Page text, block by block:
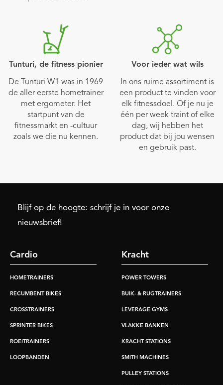
Tunturi, de fitness pionier
De Tunturi W1 was in 1969
de aller eerste hometrainer
met ergometer. Het
startpunt van de
fitnessmarkt en -cultuur
zoals we die nu kennen.
Voor ieder wat wils
In ons ruime assortiment is
een product te vinden voor
elk fitnessdoel. Of je nu je
één per week traint of elke
dag, wij hebben het
product dat bij jou wensen
en gebruik past.
Blijf op de hoogte: schrijf je in voor onze
nieuwsbrief!
Cardio
HOMETRAINERS
RECUMBENT BIKES
CROSSTRAINERS
SPRINTER BIKES
ROEITRAINERS
LOOPBANDEN
Kracht
POWER TOWERS
BUIK- & RUGTRAINERS
LEVERAGE GYMS
VLAKKE BANKEN
KRACHT STATIONS
SMITH MACHINES
PULLEY STATIONS